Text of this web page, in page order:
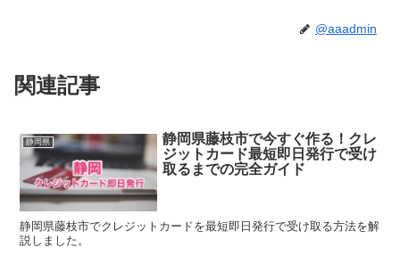
@aaadmin
関連記事
静岡県
静岡県藤枝市で今すぐ作る！クレ
ジットカード最短即日発行で受け
取るまでの完全ガイド
静岡県藤枝市でクレジットカードを最短即日発行で受け取る方法を解
説しました。